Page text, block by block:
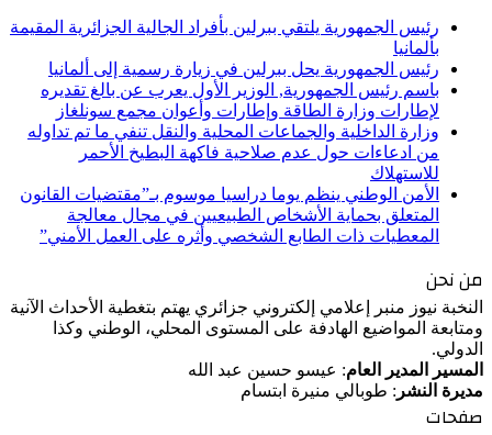
رئيس الجمهورية يلتقي ببرلين بأفراد الجالية الجزائرية المقيمة
بألمانيا
رئيس الجمهورية يحل ببرلين في زيارة رسمية إلى ألمانيا
باسم رئيس الجمهورية, الوزير الأول يعرب عن بالغ تقديره
لإطارات وزارة الطاقة وإطارات وأعوان مجمع سونلغاز
وزارة الداخلية والجماعات المحلية والنقل تنفي ما تم تداوله
من ادعاءات حول عدم صلاحية فاكهة البطيخ الأحمر
للاستهلاك
الأمن الوطني ينظم يوما دراسيا موسوم بـ”مقتضيات القانون
المتعلق بحماية الأشخاص الطبيعيين في مجال معالجة
المعطيات ذات الطابع الشخصي وأثره على العمل الأمني”
من نحن
النخبة نيوز منبر إعلامي إلكتروني جزائري يهتم بتغطية الأحداث الآنية
ومتابعة المواضيع الهادفة على المستوى المحلي، الوطني وكذا
الدولي.
المسير المدير العام: عيسو حسين عبد الله
مديرة النشر : طوبالي منيرة ابتسام
صفحات